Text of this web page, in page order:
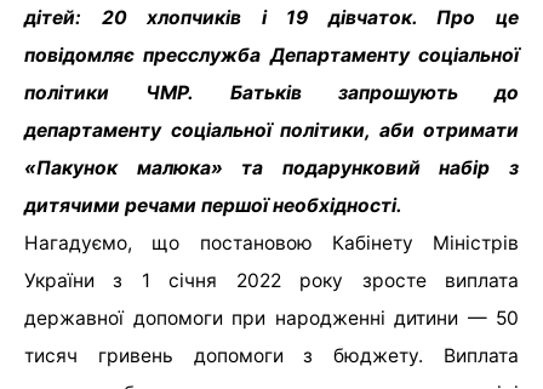
дітей: 20 хлопчиків і 19 дівчаток. Про це
повідомляє пресслужба Департаменту соціальної
політики ЧМР. Батьків запрошують до
департаменту соціальної політики, аби отримати
«Пакунок малюка» та подарунковий набір з
дитячими речами першої необхідності.
Нагадуємо, що постановою Кабінету Міністрів
України з 1 січня 2022 року зросте виплата
державної допомоги при народженні дитини — 50
тисяч гривень допомоги з бюджету. Виплата